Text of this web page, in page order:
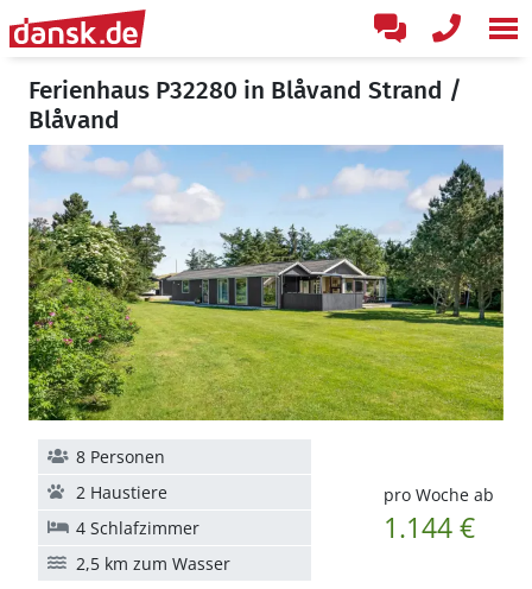
Ferienhaus P32280 in Blåvand Strand /
Blåvand
pro Woche ab
1.144 €
8 Personen
2 Haustiere
4 Schlafzimmer
2,5 km zum Wasser